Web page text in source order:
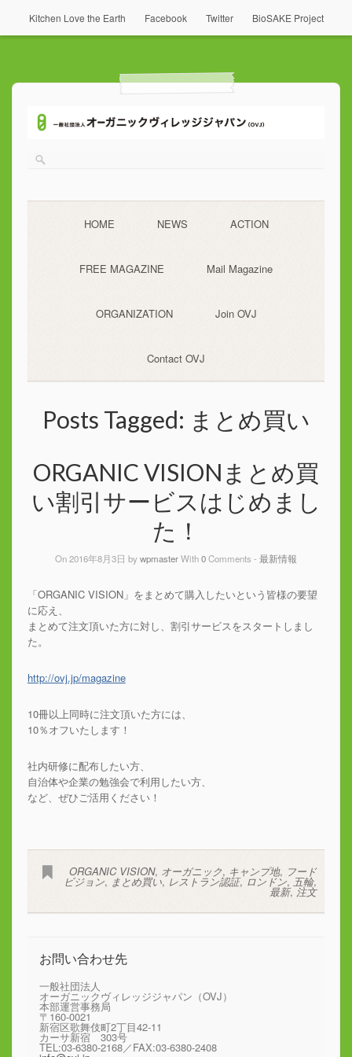
Kitchen Love the Earth Facebook Twitter BioSAKE Project
HOME NEWS ACTION
FREE MAGAZINE Mail Magazine
ORGANIZATION Join OVJ
Contact OVJ
Posts Tagged: まとめ買い
ORGANIC VISIONまとめ買
い割引サービスはじめまし
た！
On 2016年8月3日 bywpmasterWith0Comments - 最新情報
「ORGANIC VISION」をまとめて購入したいという皆様の要望
に応え、
まとめて注文頂いた方に対し、割引サービスをスタートしまし
た。
http://ovj.jp/magazine
10冊以上同時に注文頂いた方には、
10％オフいたします！
社内研修に配布したい方、
自治体や企業の勉強会で利用したい方、
など、ぜひご活用ください！
ORGANIC VISION, オーガニック, キャンプ地, フード
ビジョン, まとめ買い, レストラン認証, ロンドン, 五輪,
最新, 注文
お問い合わせ先
一般社団法人
オーガニックヴィレッジジャパン（OVJ）
本部運営事務局
〒160-0021
新宿区歌舞伎町2丁目42-11
カーサ新宿 303号
TEL:03-6380-2168／FAX:03-6380-2408